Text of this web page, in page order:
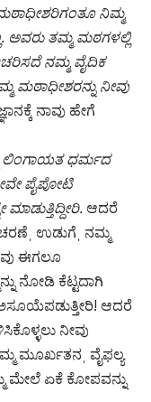
ಲಿಂಗಾಯತ ಧರ್ಮದ
ಪೈಪೋಟಿ
ಆದರೆ
ಉಡುಗೆˌ ನಮ್ಮ
ಈಗಲೂ
ನೋಡಿ ಕೆಟ್ಟದಾಗಿ
ಅಸೂಯೆಪಡುತ್ತೀರಿ! ಆದರೆ
ನೀವು
ಮೂರ್ಖತನˌ ವೈಫಲ್ಯ
ಮೇಲೆ ಏಕೆ ಕೋಪವನ್ನು
ವಿಚಲಿತರಾಗುವ
ನಂಬಿಕೆಯನ್ನು ಹೇಗೆ
ಹೇಗೆ ಹೆಮ್ಮೆ ಪಡಬೇಕು
ರಕ್ಷಿಸಬೇಕು